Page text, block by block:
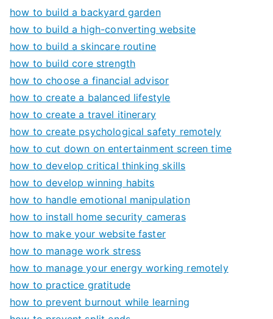
how to build a backyard garden
how to build a high-converting website
how to build a skincare routine
how to build core strength
how to choose a financial advisor
how to create a balanced lifestyle
how to create a travel itinerary
how to create psychological safety remotely
how to cut down on entertainment screen time
how to develop critical thinking skills
how to develop winning habits
how to handle emotional manipulation
how to install home security cameras
how to make your website faster
how to manage work stress
how to manage your energy working remotely
how to practice gratitude
how to prevent burnout while learning